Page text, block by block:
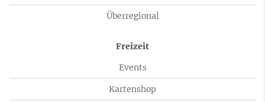
Überregional
Freizeit
Events
Kartenshop